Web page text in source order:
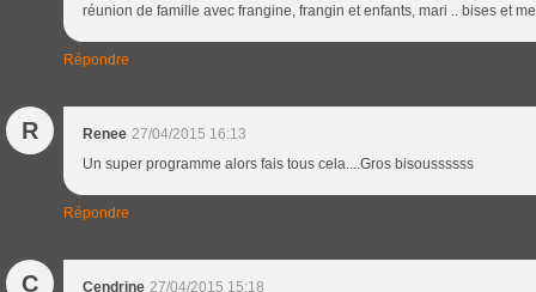
réunion de famille avec frangine, frangin et enfants, mari .. bises et
Répondre
R Renee 27/04/2015 16:13
Un super programme alors fais tous cela....Gros bisoussssss
Répondre
C Cendrine 27/04/2015 15:18